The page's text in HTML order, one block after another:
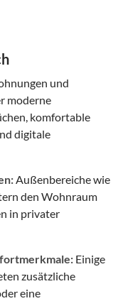
und
moderne
komfortable
digitale
Außenbereiche wie
den Wohnraum
in privater
Einige
zusätzliche
eine